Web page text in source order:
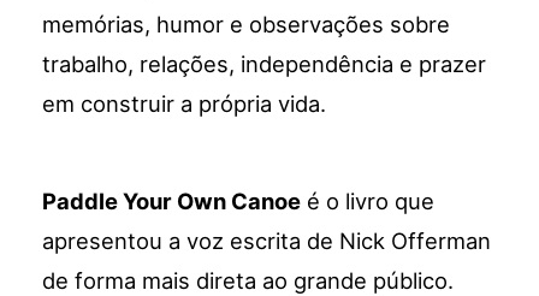
memórias, humor e observações sobre
trabalho, relações, independência e prazer
em construir a própria vida.
Paddle Your Own Canoe é o livro que
apresentou a voz escrita de Nick Offerman
de forma mais direta ao grande público.